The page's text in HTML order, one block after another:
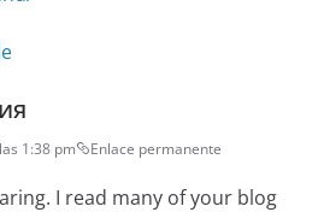
1:38 pm Enlace permanente
I read many of your blog